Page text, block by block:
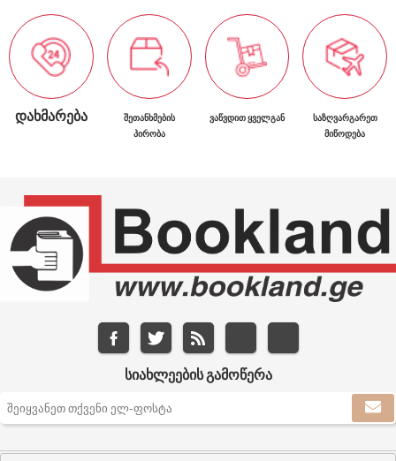
ᲓᲐᲮᲛᲐᲠᲔᲑᲐ
ᲨᲔᲗᲐᲜᲮᲛᲔᲑᲘᲡ
ᲞᲘᲠᲝᲑᲐ
ᲕᲐᲬᲕᲓᲘᲗ ᲧᲕᲔᲚᲒᲐᲜ
ᲡᲐᲖᲦᲕᲐᲠᲒᲐᲠᲔᲗ
ᲛᲘᲬᲝᲓᲔᲑᲐ
ᲡᲘᲐᲮᲚᲔᲔᲑᲘᲡ ᲒᲐᲛᲝᲬᲔᲠᲐ